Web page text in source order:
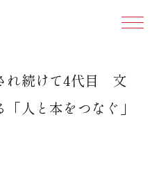
本文ま
れ続けて4代目 文
人と本をつなぐ」